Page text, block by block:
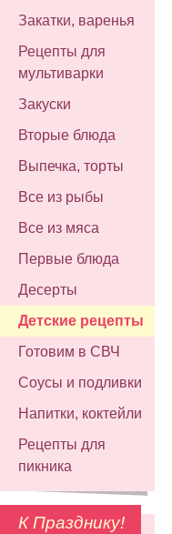
Закатки, варенья
Рецепты для
мультиварки
Закуски
Вторые блюда
Выпечка, торты
Все из рыбы
Все из мяса
Первые блюда
Десерты
Детские рецепты
Готовим в СВЧ
Соусы и подливки
Напитки, коктейли
Рецепты для
пикника
К Празднику!